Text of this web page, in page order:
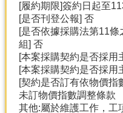
[履約期限]簽約日起至
[是否刊登公報] 否
[是否依據採購法第11
組] 否
[本案採購契約是否採用
[本案採購契約是否採用
[契約是否訂有依物價指
未訂物價指數調整條款
其他:屬於維護工作，工